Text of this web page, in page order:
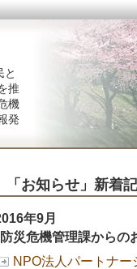
と
推
機
発
「お知らせ」新着
年9月
防災危機管理課からの
NPO法人パートナ